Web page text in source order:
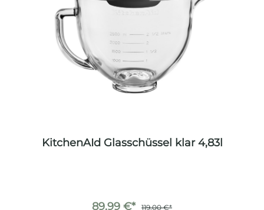
KitchenAId Glasschüssel klar 4,83l
89,99 €* 119,00 €*